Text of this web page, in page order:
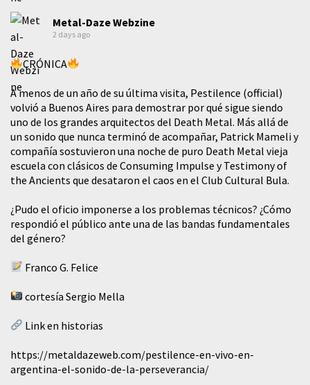
Metal-Daze Webzine
2 days ago
CRÓNICA
A menos de un año de su última visita, Pestilence (official)
volvió a Buenos Aires para demostrar por qué sigue siendo
uno de los grandes arquitectos del Death Metal. Más allá de
un sonido que nunca terminó de acompañar, Patrick Mameli y
compañía sostuvieron una noche de puro Death Metal vieja
escuela con clásicos de Consuming Impulse y Testimony of
the Ancients que desataron el caos en el Club Cultural Bula.
¿Pudo el oficio imponerse a los problemas técnicos? ¿Cómo
respondió el público ante una de las bandas fundamentales
del género?
Franco G. Felice
cortesía Sergio Mella
Link en historias
https://metaldazeweb.com/pestilence-en-vivo-en-
argentina-el-sonido-de-la-perseverancia/